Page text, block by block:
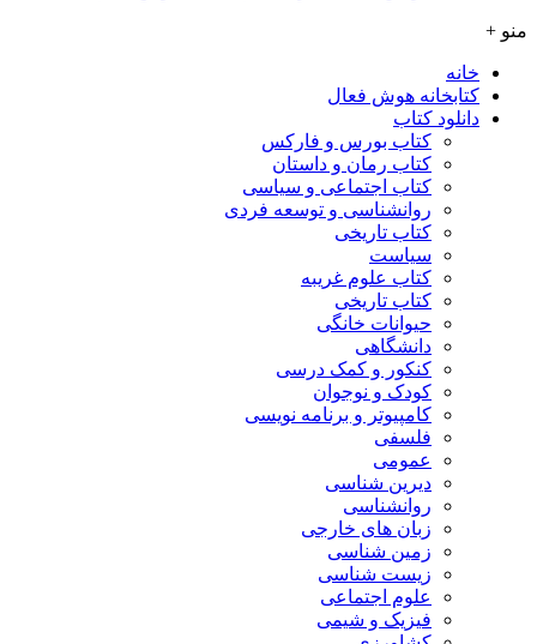
منو +
خانه
کتابخانه هوش فعال
دانلود کتاب
کتاب بورس و فارکس
کتاب رمان و داستان
کتاب اجتماعی و سیاسی
روانشناسی و توسعه فردی
کتاب تاریخی
سیاست
کتاب علوم غریبه
کتاب تاریخی
حیوانات خانگی
دانشگاهی
کنکور و کمک‌ درسی
کودک و نوجوان
کامپیوتر و برنامه نویسی
فلسفی
عمومی
دیرین شناسی
روانشناسی
زبان های خارجی
زمین شناسی
زیست شناسی
علوم اجتماعی
فیزیک و شیمی